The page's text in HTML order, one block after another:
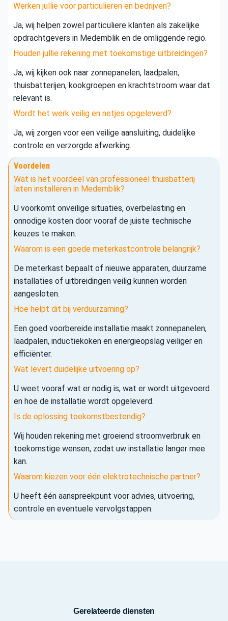
Werken jullie voor particulieren en bedrijven?
Ja, wij helpen zowel particuliere klanten als zakelijke
opdrachtgevers in Medemblik en de omliggende regio.
Houden jullie rekening met toekomstige uitbreidingen?
Ja, wij kijken ook naar zonnepanelen, laadpalen,
thuisbatterijen, kookgroepen en krachtstroom waar dat
relevant is.
Wordt het werk veilig en netjes opgeleverd?
Ja, wij zorgen voor een veilige aansluiting, duidelijke
controle en verzorgde afwerking.
Voordelen
Wat is het voordeel van professioneel thuisbatterij
laten installeren in Medemblik?
U voorkomt onveilige situaties, overbelasting en
onnodige kosten door vooraf de juiste technische
keuzes te maken.
Waarom is een goede meterkastcontrole belangrijk?
De meterkast bepaalt of nieuwe apparaten, duurzame
installaties of uitbreidingen veilig kunnen worden
aangesloten.
Hoe helpt dit bij verduurzaming?
Een goed voorbereide installatie maakt zonnepanelen,
laadpalen, inductiekoken en energieopslag veiliger en
efficiënter.
Wat levert duidelijke uitvoering op?
U weet vooraf wat er nodig is, wat er wordt uitgevoerd
en hoe de installatie wordt opgeleverd.
Is de oplossing toekomstbestendig?
Wij houden rekening met groeiend stroomverbruik en
toekomstige wensen, zodat uw installatie langer mee
kan.
Waarom kiezen voor één elektrotechnische partner?
U heeft één aanspreekpunt voor advies, uitvoering,
controle en eventuele vervolgstappen.
Gerelateerde diensten